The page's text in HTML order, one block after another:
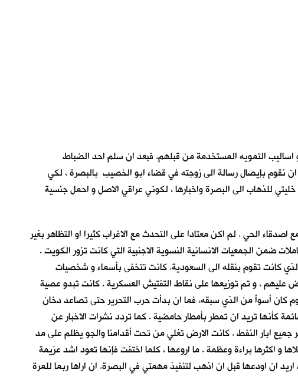
و اساليب التمويه المستخدمة من قبلهم. فبعد ان سلم احد الضباط
نقوم بإيصال رسالة الى زوجته في قضاء ابو الخصيب بالبصرة ، لكي
للذهاب الى البصرة واخبارها ، لكوني عراقي الاصل و احمل جنسية
الحي . لم اكن معتادا على التحدث مع الاغراب كثيرا او التظاهر بغير
ضمن الجمعيات الانسانية النسوية الاجنبية التي كانت تزور الكويت .
كانت تقوم بنقله الى السعودية. كانت تتخفى بأسماء و شخصيات
، و تم توزيعها على نقاط التفتيش العسكرية . كانت تبدو عصية
كان أسوأَ من الذي سبقه، فما ان بدأت حرب التحرير حتى تصاعد دخان
كأنها تريد ان تمطر بأمطار حامضية . كما تردد نشرات الاخبار عن
جميع ابار النفط . كانت الارض تغلي من تحت أقدامنا والجو يظلم على مد
اكثرها براءة وعظمة . ما اروعها ، كلما اختفت فإنها تعود اشد عزيمة
ان اودعها قبل ان اذهب لتنفيذ مهمتي في البصرة. ان اراها ربما للمرة